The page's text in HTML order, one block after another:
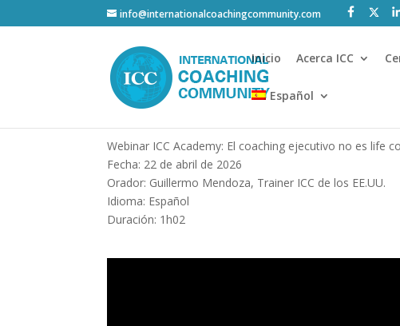
info@internationalcoachingcommunity.com
Inicio Acerca ICC
Español
Webinar ICC Academy: El coaching ejecutivo no es life
Fecha: 22 de abril de 2026
Orador: Guillermo Mendoza, Trainer ICC de los EE.UU.
Idioma: Español
Duración: 1h02